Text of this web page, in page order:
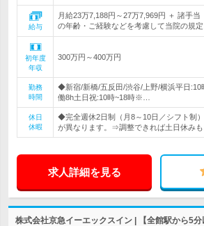
給与
月給23万7,188円～27万7,969円 ＋ 諸手
の年齢・ご経験などを考慮して当院の規定
初年度
年収
300万円～400万円
勤務
時間
◆新宿/新橋/五反田/渋谷/上野/横浜平日
働8h土日祝:10時~18時※…
休日
休暇
◆完全週休2日制（月8～10日／シフト制
が異なります。⇒調整できれば土日休みも
求人詳細を見る
株式会社京急イーエックスイン | 【全館駅から5